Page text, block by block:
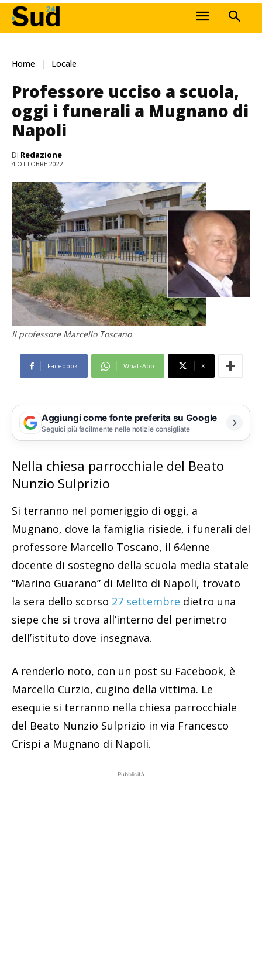
Home Locale
Professore ucciso a scuola,
oggi i funerali a Mugnano di
Napoli
Di Redazione
4 OTTOBRE 2022
Il professore Marcello Toscano
Facebook WhatsApp X
Aggiungi come fonte preferita su Google
Seguici più facilmente nelle notizie consigliate
Nella chiesa parrocchiale del Beato
Nunzio Sulprizio
Si terranno nel pomeriggio di oggi, a
Mugnano, dove la famiglia risiede, i funerali del
professore Marcello Toscano, il 64enne
docente di sostegno della scuola media statale
“Marino Guarano” di Melito di Napoli, trovato
la sera dello scorso 27 settembre dietro una
siepe che si trova all’interno del perimetro
dell’istituto dove insegnava.
A renderlo noto, con un post su Facebook, è
Marcello Curzio, cugino della vittima. Le
esequie si terranno nella chiesa parrocchiale
del Beato Nunzio Sulprizio in via Francesco
Crispi a Mugnano di Napoli.
Pubblicità